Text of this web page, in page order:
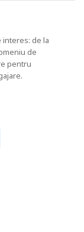
de la
de
pentru